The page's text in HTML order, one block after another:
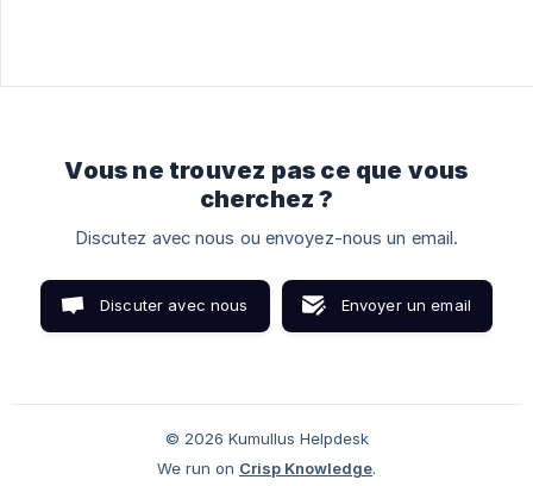
Vous ne trouvez pas ce que vous
cherchez ?
Discutez avec nous ou envoyez-nous un email.
Discuter avec nous Envoyer un email
© 2026 Kumullus Helpdesk
We run on Crisp Knowledge.